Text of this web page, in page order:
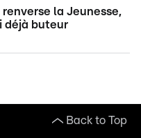
renverse la Jeunesse,
déjà buteur
Back to Top